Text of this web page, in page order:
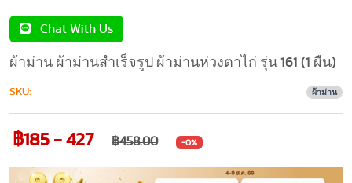
Chat With Us
ผ้าม่าน ผ้าม่านสำเร็จรูป ผ้าม่านห่วงตาไก่ รุ่น 161 (1 ผืน)
SKU: ผ้าม่าน
฿185 - 427 ฿458.00 -0%